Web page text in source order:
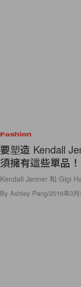
Fashion
要塑造 Kendall
須擁有這些單品！
Kendall Jenner 和 Gigi
By Ashley Pang/2016年3